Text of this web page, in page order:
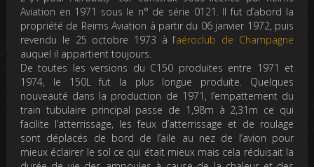
Aviation en 1971 sous le n° de série 0121. Il fut d’abord la
propriété de Reims Aviation à partir du 06 janvier 1972, puis
revendu le 25 octobre 1973 à l‘aéroclub de Champagne
auquel il appartient toujours.
De toutes les versions du C150 produites entre 1971 et
1974, le 150L fut la plus longue produite. Quelques
nouveauté dans la production de 1971, l’empattement du
train tubulaire principal passe de 1,98m à 2,31m ce qui
facilite l’atterrissage, les feux d’atterrissage et de roulage
sont déplacés de bord de l’aile au nez de l’avion pour
mieux éclairer le sol ce qui était mieux mais cela réduisait la